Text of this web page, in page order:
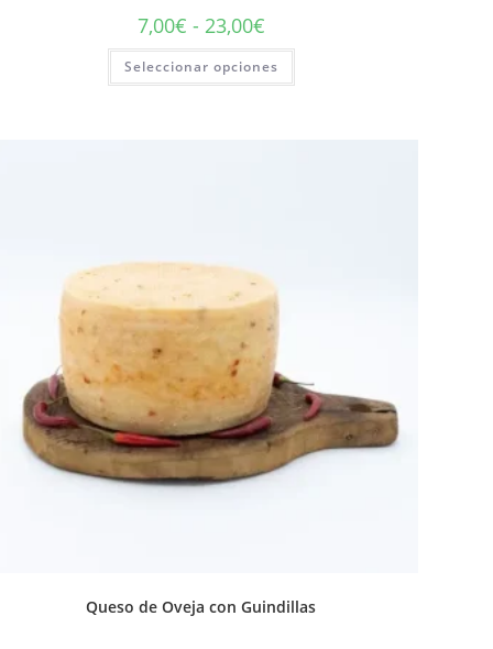
7,00€ - 23,00€
Seleccionar opciones
Queso de Oveja con Guindillas